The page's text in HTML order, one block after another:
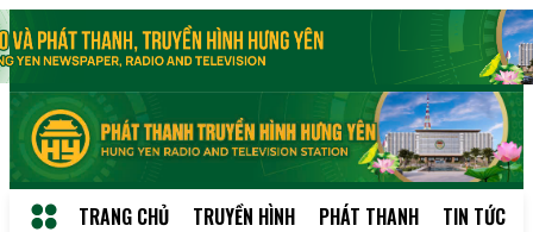
TRANG CHỦ TRUYỀN HÌNH PHÁT THANH TIN TỨC